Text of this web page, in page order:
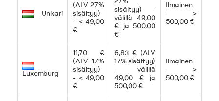
Unkari
(ALV 27%
sisältyy)
- < 49,00
€
27%
sisältyy) -
välillä 49,00
€ ja 500,00
€
Ilmainen
- >
500,00 €
Luxemburg
11,70 €
(ALV 17%
sisältyy)
- < 49,00
€
6,83 € (ALV
17% sisältyy)
- välillä
49,00 € ja
500,00 €
Ilmainen
- >
500,00 €